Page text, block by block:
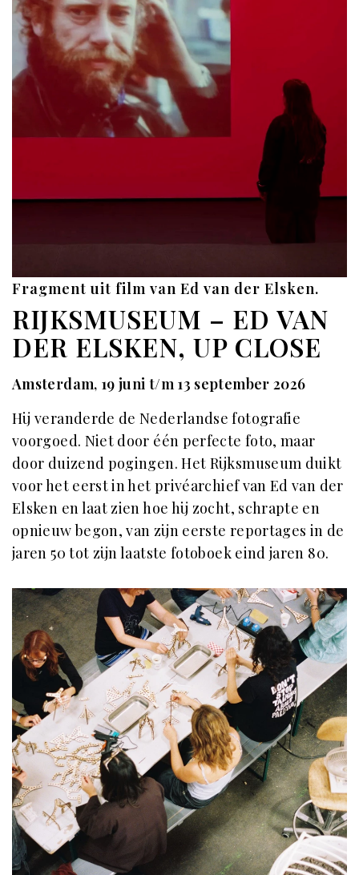
Fragment uit film van Ed van der Elsken.
RIJKSMUSEUM – ED VAN
DER ELSKEN, UP CLOSE
Amsterdam, 19 juni t/m 13 september 2026
Hij veranderde de Nederlandse fotografie
voorgoed. Niet door één perfecte foto, maar
door duizend pogingen. Het Rijksmuseum duikt
voor het eerst in het privéarchief van Ed van der
Elsken en laat zien hoe hij zocht, schrapte en
opnieuw begon, van zijn eerste reportages in de
jaren 50 tot zijn laatste fotoboek eind jaren 80.